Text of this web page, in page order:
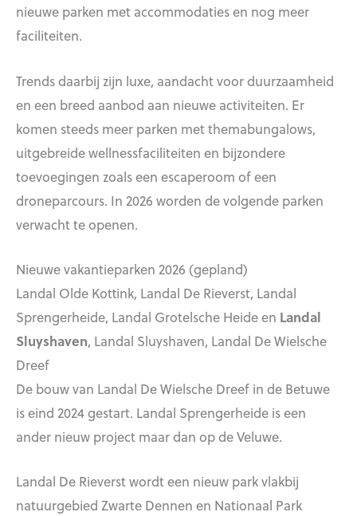
nieuwe parken met accommodaties en nog meer
faciliteiten.
Trends daarbij zijn luxe, aandacht voor duurzaamheid
en een breed aanbod aan nieuwe activiteiten. Er
komen steeds meer parken met themabungalows,
uitgebreide wellnessfaciliteiten en bijzondere
toevoegingen zoals een escaperoom of een
droneparcours. In 2026 worden de volgende parken
verwacht te openen.
Nieuwe vakantieparken 2026 (gepland)
Landal Olde Kottink, Landal De Rieverst, Landal
Sprengerheide, Landal Grotelsche Heide en Landal
Sluyshaven, Landal Sluyshaven, Landal De Wielsche
Dreef
De bouw van Landal De Wielsche Dreef in de Betuwe
is eind 2024 gestart. Landal Sprengerheide is een
ander nieuw project maar dan op de Veluwe.
Landal De Rieverst wordt een nieuw park vlakbij
natuurgebied Zwarte Dennen en Nationaal Park